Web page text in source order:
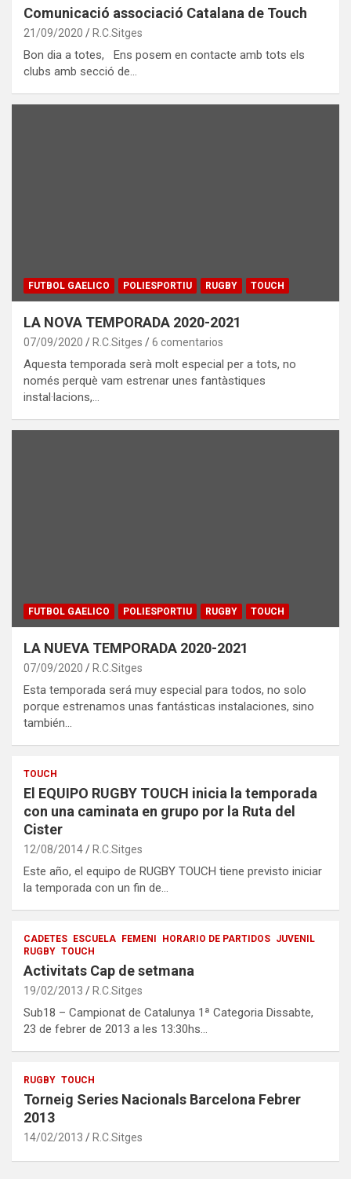
Comunicació associació Catalana de Touch
21/09/2020 R.C.Sitges
Bon dia a totes, Ens posem en contacte amb tots els
clubs amb secció de…
FUTBOL GAELICO POLIESPORTIU RUGBY TOUCH
LA NOVA TEMPORADA 2020-2021
07/09/2020 R.C.Sitges 6 comentarios
Aquesta temporada serà molt especial per a tots, no
només perquè vam estrenar unes fantàstiques
instal·lacions,…
FUTBOL GAELICO POLIESPORTIU RUGBY TOUCH
LA NUEVA TEMPORADA 2020-2021
07/09/2020 R.C.Sitges
Esta temporada será muy especial para todos, no solo
porque estrenamos unas fantásticas instalaciones, sino
también…
TOUCH
El EQUIPO RUGBY TOUCH inicia la temporada
con una caminata en grupo por la Ruta del
Cister
12/08/2014 R.C.Sitges
Este año, el equipo de RUGBY TOUCH tiene previsto iniciar
la temporada con un fin de…
CADETES ESCUELA FEMENI HORARIO DE PARTIDOS JUVENIL
RUGBY TOUCH
Activitats Cap de setmana
19/02/2013 R.C.Sitges
Sub18 – Campionat de Catalunya 1ª Categoria Dissabte,
23 de febrer de 2013 a les 13:30hs…
RUGBY TOUCH
Torneig Series Nacionals Barcelona Febrer
2013
14/02/2013 R.C.Sitges